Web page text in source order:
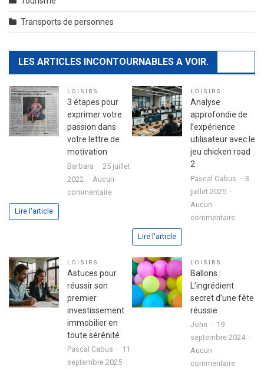
Transports de personnes
LES ARTICLES INCONTOURNABLES A VOIR.
LOISIRS
3 étapes pour
exprimer votre
passion dans
votre lettre de
motivation
Barbara
25 juillet
2022
Aucun
commentairesur
exprimer
passion
lettre
de
motivation
Lire l'article
LOISIRS
Analyse
approfondie de
l’expérience
utilisateur avec le
jeu chicken road
2
Pascal Cabus
3
juillet 2025
Aucun
commentairesur
avec
chicken
Lire l'article
LOISIRS
Astuces pour
réussir son
premier
investissement
immobilier en
toute sérénité
Pascal Cabus
11
septembre 2025
LOISIRS
Ballons :
L’ingrédient
secret d’une fête
réussie
John
19
septembre 2024
Aucun
commentairesur